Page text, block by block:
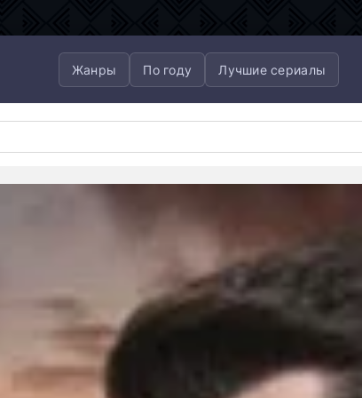
Жанры По году Лучшие сериалы